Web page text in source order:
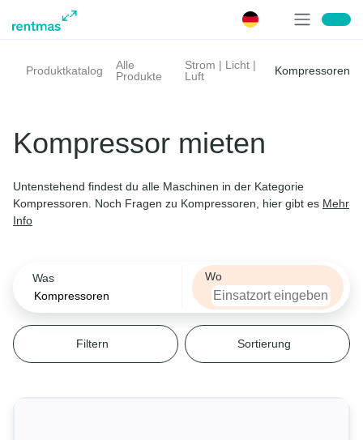
Produktkatalog
Alle
Produkte
Strom | Licht |
Luft
Kompressoren
Kompressor mieten
Untenstehend findest du alle Maschinen in der Kategorie
Kompressoren. Noch Fragen zu Kompressoren, hier gibt es Mehr
Info
Was Wo
Stapler | Lagertechnik
Dumper
Filtern Sortierung
Filtern
Volumenstrom m³/min
Filtern Volumenstrom m³/min
Volumenstrom m³/min
Max. Druck
Filtern Max. Druck
Max. Druck
Eigengewicht
Wählen
Filtern Eigengewicht
Eigengewicht
Marke
Filtern Marke
Marke
Atlas Copco
Ingersoll-Rand
Sortieren nach
Relevanz
Preis